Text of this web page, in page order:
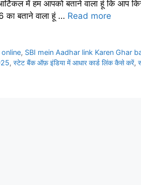
में हम आपको बताने वाला हूं कि आप
का बताने वाला हूं … Read more
, SBI mein Aadhar link Karen Ghar
, स्टेट बैंक ऑफ़ इंडिया में आधार कार्ड लिंक कैसे करें,